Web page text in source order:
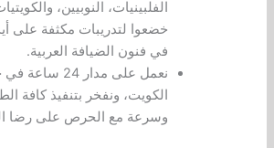
الفلبينيات، النوبيين،
خضعوا لتدريبات مكثفة على
في فنون الضيافة العربية.
نعمل على مدار
الكويت، ونفخر بتنفيذ كافة
وسرعة مع الحرص على رضا